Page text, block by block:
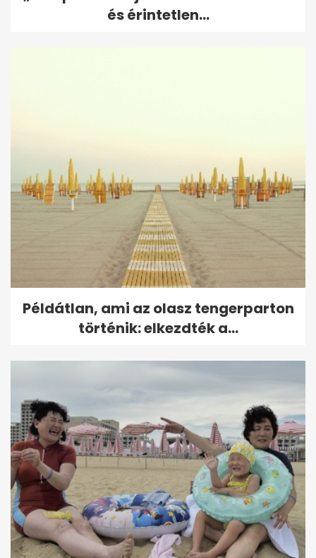
és érintetlen...
Példátlan, ami az olasz tengerparton
történik: elkezdték a...